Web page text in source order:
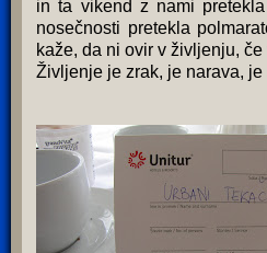
in ta vikend z nami
nosečnosti pretekla
kaže, da ni ovir v življenju,
Življenje je zrak, je narava,